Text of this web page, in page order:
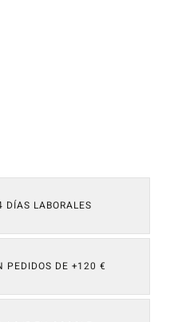
DÍAS LABORALES
PEDIDOS DE +120 €